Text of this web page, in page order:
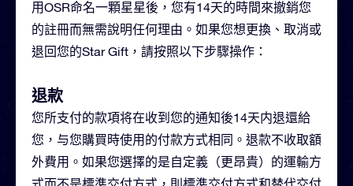
用OSR命名一顆星星後，您有14天的時間來撤銷您
的註冊而無需說明任何理由。如果您想更換、取消或
退回您的Star Gift，請按照以下步驟操作：
退款
您所支付的款項将在收到您的通知後14天内退還給
您，与您購買時使用的付款方式相同。退款不收取額
外費用。如果您選擇的是自定義（更昂貴）的運輸方